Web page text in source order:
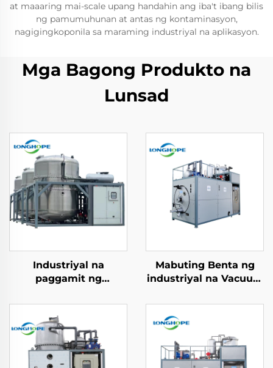
at maaaring mai-scale upang handahin ang iba't ibang bilis
ng pamumuhunan at antas ng kontaminasyon,
nagigingkoponila sa maraming industriyal na aplikasyon.
Mga Bagong Produkto na
Lunsad
Industriyal na
paggamit ng
vacuum distillery
Evaporator machine
manufacturing plant
Mabuting Benta ng
industriyal na Vacuum
Crystallizer na Maiipon
sa Mababang
Konsumo para sa
Pagproseso ng Basura
sa Tubig